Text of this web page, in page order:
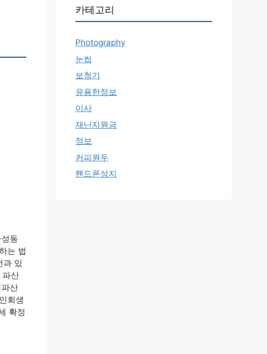
동
는 법
과 있
파산
산
회생
확정
카테고리
Photography
눈썹
보청기
유용한정보
이사
재난지원금
정보
커피원두
핸드폰성지